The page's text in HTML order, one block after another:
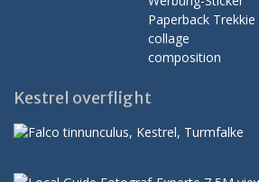
Kestrel overflight